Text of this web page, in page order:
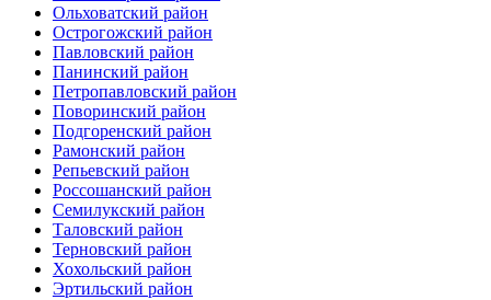
Ольховатский район
Острогожский район
Павловский район
Панинский район
Петропавловский район
Поворинский район
Подгоренский район
Рамонский район
Репьевский район
Россошанский район
Семилукский район
Таловский район
Терновский район
Хохольский район
Эртильский район